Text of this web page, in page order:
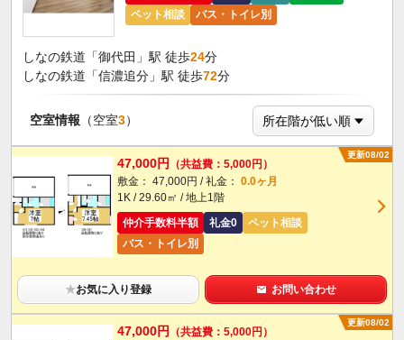
ペット相談 バス・トイレ別
しなの鉄道「御代田」駅 徒歩24分
しなの鉄道「信濃追分」駅 徒歩72分
空室情報 （空室3）
更新08/02
47,000円
（共益費：5,000円）
敷金： 47,000円 / 礼金： 0.0ヶ月
1K / 29.60㎡ / 地上1階
仲介手数料半額
礼金0
ペット相談
バス・トイレ別
★お気に入り登録 お問い合わせ
更新08/02
47,000円
（共益費：5,000円）